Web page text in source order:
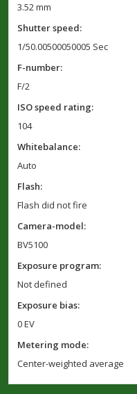
3.52 mm
Shutter speed:
1/50.00500050005 Sec
F-number:
F/2
ISO speed rating:
104
Whitebalance:
Auto
Flash:
Flash did not fire
Camera-model:
BV5100
Exposure program:
Not defined
Exposure bias:
0 EV
Metering mode:
Center-weighted average